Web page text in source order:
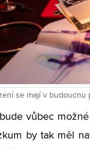
se mají v
vůbec
by tak měl